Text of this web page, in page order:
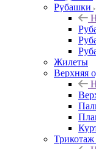
Рубашки
Жилеты
Верхняя
Трикотаж